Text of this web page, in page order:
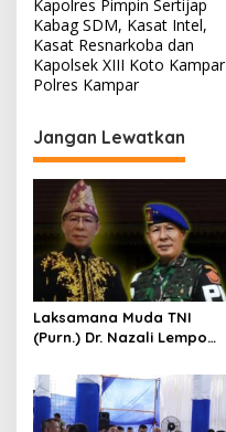
a
v
i
a
s
o
s
Kapolres Pimpin Sertijap
Kabag SDM, Kasat Intel,
Kasat Resnarkoba dan
Kapolsek XIII Koto Kampar
Polres Kampar
Jangan Lewatkan
Laksamana Muda TNI
(Purn.) Dr. Nazali Lempo
sebagai Jaksa Agung:
Tegas, Berintegritas, dan
Tidak Berkompromi